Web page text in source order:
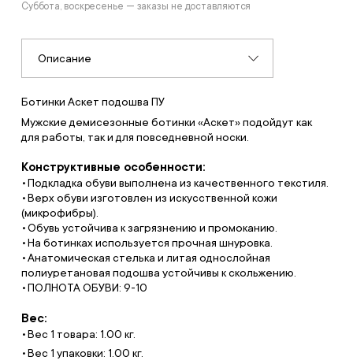
Суббота, воскресенье — заказы не доставляются
Описание
Ботинки Аскет подошва ПУ
Мужские демисезонные ботинки «Аскет» подойдут как
для работы, так и для повседневной носки.
Конструктивные особенности:
Подкладка обуви выполнена из качественного текстиля.
Верх обуви изготовлен из искусственной кожи
(микрофибры).
Обувь устойчива к загрязнению и промоканию.
На ботинках используется прочная шнуровка.
Анатомическая стелька и литая однослойная
полиуретановая подошва устойчивы к скольжению.
ПОЛНОТА ОБУВИ: 9-10
Вес:
Вес 1 товара: 1.00 кг.
Вес 1 упаковки: 1.00 кг.